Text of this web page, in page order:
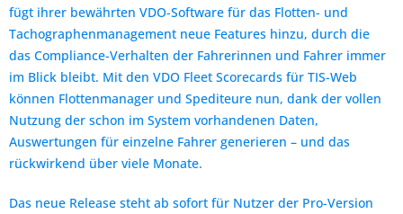
fügt ihrer bewährten VDO-Software für das Flotten- und
Tachographenmanagement neue Features hinzu, durch die
das Compliance-Verhalten der Fahrerinnen und Fahrer immer
im Blick bleibt. Mit den VDO Fleet Scorecards für TIS-Web
können Flottenmanager und Spediteure nun, dank der vollen
Nutzung der schon im System vorhandenen Daten,
Auswertungen für einzelne Fahrer generieren – und das
rückwirkend über viele Monate.
Das neue Release steht ab sofort für Nutzer der Pro-Version